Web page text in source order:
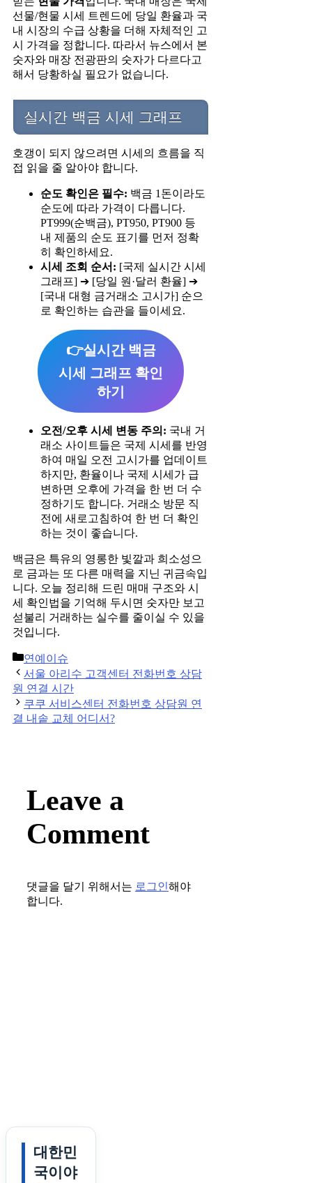
선물/현물 시세 트렌드에 당일 환율과 국
내 시장의 수급 상황을 더해 자체적인 고
시 가격을 정합니다. 따라서 뉴스에서 본
숫자와 매장 전광판의 숫자가 다르다고
해서 당황하실 필요가 없습니다.
실시간 백금 시세 그래프
호갱이 되지 않으려면 시세의 흐름을 직
접 읽을 줄 알아야 합니다.
순도 확인은 필수: 백금 1돈이라도
순도에 따라 가격이 다릅니다.
PT999(순백금), PT950, PT900 등
내 제품의 순도 표기를 먼저 정확
히 확인하세요.
시세 조회 순서: [국제 실시간 시세
그래프] ➔ [당일 원·달러 환율] ➔
[국내 대형 금거래소 고시가] 순으
로 확인하는 습관을 들이세요.
👉실시간 백금
시세 그래프 확인
하기
오전/오후 시세 변동 주의: 국내 거
래소 사이트들은 국제 시세를 반영
하여 매일 오전 고시가를 업데이트
하지만, 환율이나 국제 시세가 급
변하면 오후에 가격을 한 번 더 수
정하기도 합니다. 거래소 방문 직
전에 새로고침하여 한 번 더 확인
하는 것이 좋습니다.
백금은 특유의 영롱한 빛깔과 희소성으
로 금과는 또 다른 매력을 지닌 귀금속입
니다. 오늘 정리해 드린 매매 구조와 시
세 확인법을 기억해 두시면 숫자만 보고
섣불리 거래하는 실수를 줄이실 수 있을
것입니다.
Categories
연예이슈
Post
navigation
서울 아리수 고객센터 전화번호 상담
원 연결 시간
쿠쿠 서비스센터 전화번호 상담원 연
결 내솥 교체 어디서?
Leave a
Comment
댓글을 달기 위해서는 로그인해야
합니다.
대한민
국이야